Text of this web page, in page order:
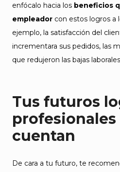
enfócalo hacia los beneficios
empleador con estos logros a
ejemplo, la satisfacción del
incrementara sus pedidos, las
que redujeron las bajas
Tus futuros
cuentan
De cara a tu futuro, te